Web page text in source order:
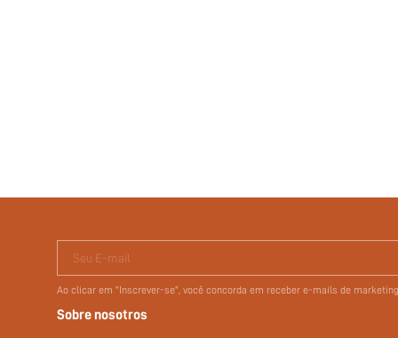
Seu E-mail
Ao clicar em "Inscrever-se", você concorda em receber e-mails de
Sobre nosotros